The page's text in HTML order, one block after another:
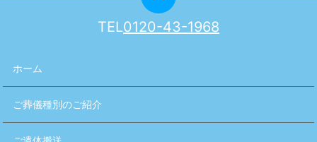
TEL0120-43-1968
ホーム
ご葬儀種別のご紹介